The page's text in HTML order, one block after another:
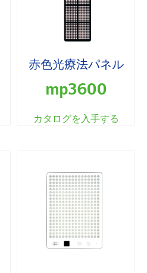
赤色光療法パネル
mp3600
カタログを入手する